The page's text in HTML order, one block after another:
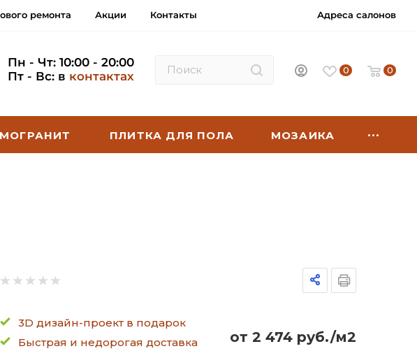
ремонта Акции Контакты Адреса салонов
Пн - Чт: 10:00 - 20:00
Пт - Вс: в контактах 0 0
ПЛИТКА ДЛЯ ПОЛА МОЗАИКА
3D дизайн-проект в подарок
Быстрая и недорогая доставка
от 2 474 руб./м2